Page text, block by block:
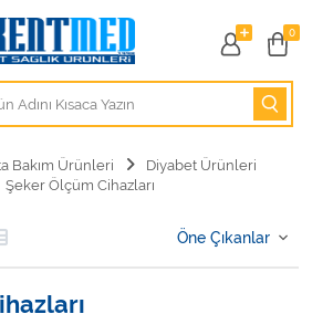
0
Bakım Ürünleri
Diyabet Ürünleri
Şeker Ölçüm Cihazları